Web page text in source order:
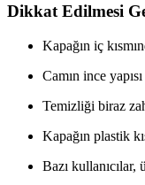
Dikkat Edilmesi
Kapağın iç
Camın ince
Temizliği biraz
Kapağın plastik
Bazı kullanıcılar,